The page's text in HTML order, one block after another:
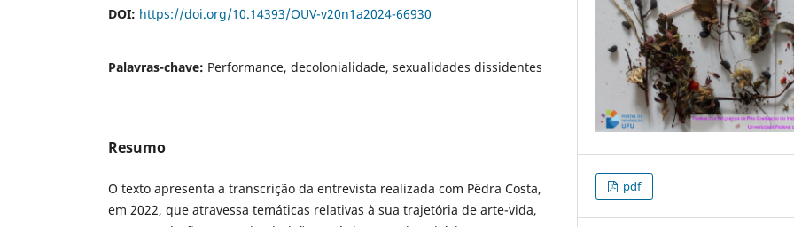
DOI: https://doi.org/10.14393/OUV-v20n1a2024-66930
Palavras-chave: Performance, decolonialidade, sexualidades dissidentes
Resumo
O texto apresenta a transcrição da entrevista realizada com Pêdra Costa,
em 2022, que atravessa temáticas relativas à sua trajetória de arte-vida,
pdf